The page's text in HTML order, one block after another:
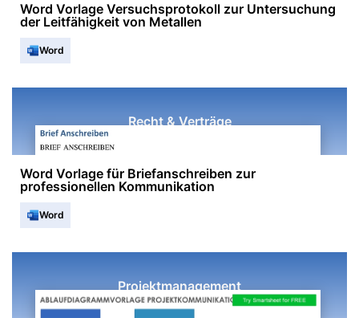
Word Vorlage Versuchsprotokoll zur Untersuchung
der Leitfähigkeit von Metallen
Word
Recht & Verträge
Word Vorlage für Briefanschreiben zur
professionellen Kommunikation
Word
Projektmanagement